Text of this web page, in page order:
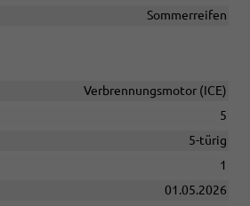
Sommerreifen
Verbrennungsmotor (ICE)
5
5-türig
1
01.05.2026